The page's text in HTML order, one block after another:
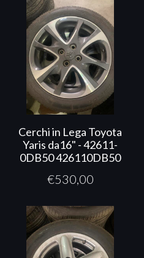
Cerchi in Lega Toyota
Yaris da16" - 42611-
0DB50 426110DB50
€530,00